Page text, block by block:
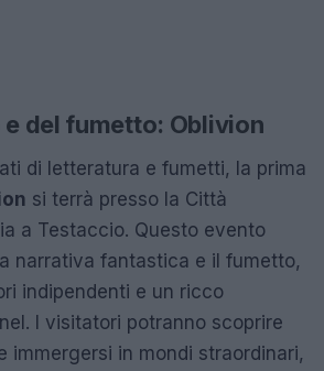
e del fumetto: Oblivion
di letteratura e fumetti, la prima
si terrà presso la Città
a Testaccio. Questo evento
narrativa fantastica e il fumetto,
indipendenti e un ricco
I visitatori potranno scoprire
immergersi in mondi straordinari,